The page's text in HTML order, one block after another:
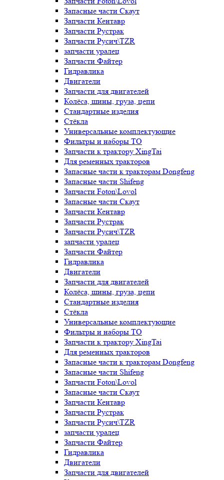
Запасные части Скаут
Запчасти Кентавр
Запчасти Рустрак
Запчасти Русич\TZR
запчасти уралец
Запчасти Файтер
Гидравлика
Двигатели
Запчасти для двигателей
Колёса, шины, груза, цепи
Стандартные изделия
Стёкла
Универсальные комплектующие
Фильтры и наборы ТО
Запчасти к трактору XingTai
Для ременных тракторов
Запасные части к тракторам Dongfeng
Запасные части Shifeng
Запчасти Foton\Lovol
Запасные части Скаут
Запчасти Кентавр
Запчасти Рустрак
Запчасти Русич\TZR
запчасти уралец
Запчасти Файтер
Гидравлика
Двигатели
Запчасти для двигателей
Колёса, шины, груза, цепи
Стандартные изделия
Стёкла
Универсальные комплектующие
Фильтры и наборы ТО
Запчасти к трактору XingTai
Для ременных тракторов
Запасные части к тракторам Dongfeng
Запасные части Shifeng
Запчасти Foton\Lovol
Запасные части Скаут
Запчасти Кентавр
Запчасти Рустрак
Запчасти Русич\TZR
запчасти уралец
Запчасти Файтер
Гидравлика
Двигатели
Запчасти для двигателей